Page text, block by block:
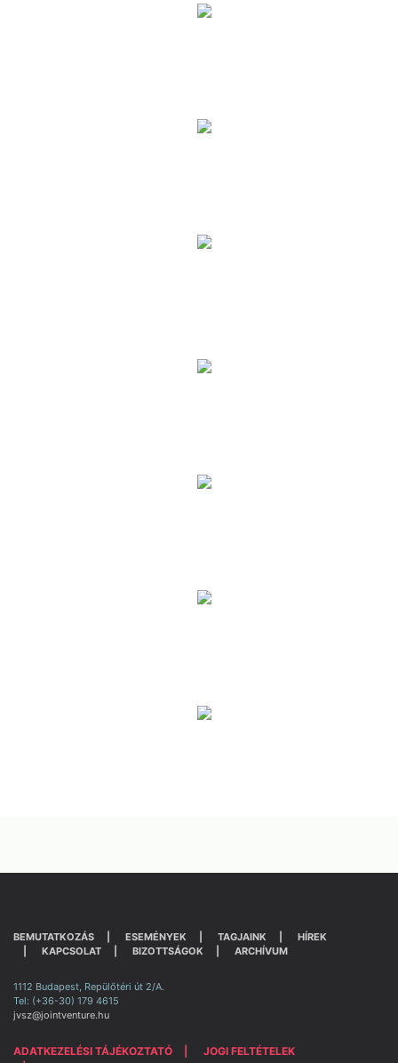
BEMUTATKOZÁS ESEMÉNYEK TAGJAINK
HÍREK
KAPCSOLAT
BIZOTTSÁGOK ARCHÍVUM
1112 Budapest, Repülőtéri út 2/A.
Tel: (+36-30) 179 4615
jvsz@jointventure.hu
ADATKEZELÉSI TÁJÉKOZTATÓ
JOGI FELTÉTELEK